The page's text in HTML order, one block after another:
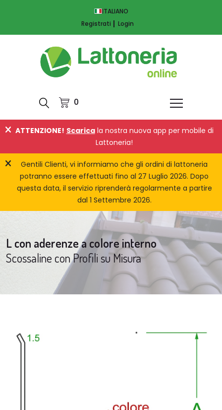
ITALIANO
Registrati
Login
0
ATTENZIONE! Scaricala nostra nuova app per mobile di
Lattoneria!
Gentili Clienti, vi informiamo che gli ordini di lattoneria
potranno essere effettuati fino al 27 Luglio 2026. Dopo
questa data, il servizio riprenderà regolarmente a partire
dal 1 Settembre 2026.
L con aderenze a colore interno
Scossaline con Profili su Misura